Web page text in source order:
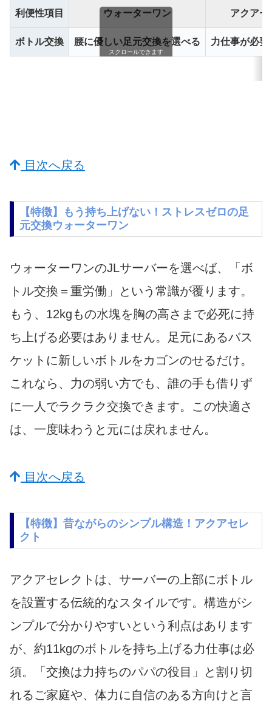
利便性項目 ウォーターワン アクアセ
ボトル交換 腰に優しい足元交換を選べる 力仕事が必要
スクロールできます
目次へ戻る
【特徴】もう持ち上げない！ストレスゼロの足
元交換ウォーターワン
ウォーターワンのJLサーバーを選べば、「ボ
トル交換＝重労働」という常識が覆ります。
もう、12kgもの水塊を胸の高さまで必死に持
ち上げる必要はありません。足元にあるバス
ケットに新しいボトルをカゴンのせるだけ。
これなら、力の弱い方でも、誰の手も借りず
に一人でラクラク交換できます。この快適さ
は、一度味わうと元には戻れません。
目次へ戻る
【特徴】昔ながらのシンプル構造！アクアセレ
クト
アクアセレクトは、サーバーの上部にボトル
を設置する伝統的なスタイルです。構造がシ
ンプルで分かりやすいという利点はあります
が、約11kgのボトルを持ち上げる力仕事は必
須。「交換は力持ちのパパの役目」と割り切
れるご家庭や、体力に自信のある方向けと言